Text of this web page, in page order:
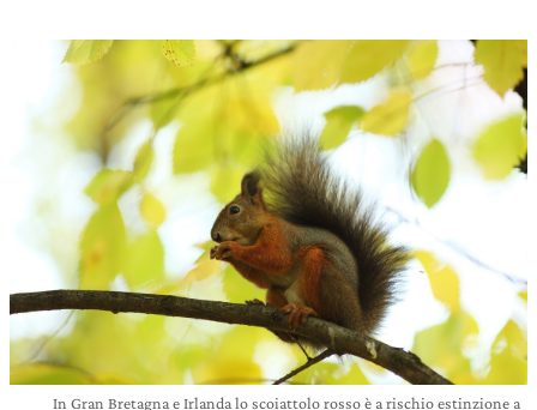
In Gran Bretagna e Irlanda lo scoiattolo rosso è a rischio estinzione a